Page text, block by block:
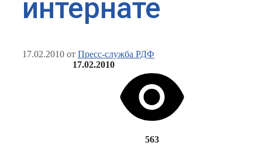
интернате
17.02.2010 от Пресс-служба РДФ
17.02.2010
563